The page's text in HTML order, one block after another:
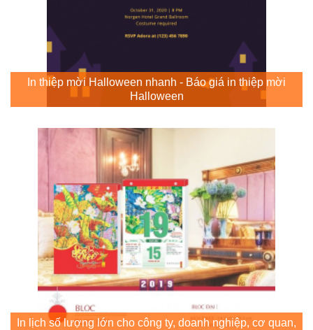
In thiệp mời Halloween nhanh - Báo giá in thiệp mời
Halloween
In lịch số lượng lớn cho công ty, doanh nghiệp, cơ quan,